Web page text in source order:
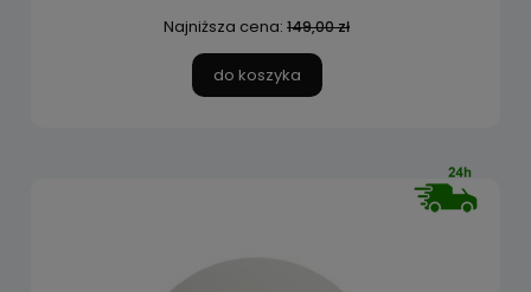
Najniższa cena: 149,00 zł
do koszyka